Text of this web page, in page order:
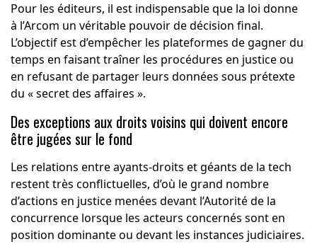
Pour les éditeurs, il est indispensable que la loi donne
à l’Arcom un véritable pouvoir de décision final.
L’objectif est d’empêcher les plateformes de gagner du
temps en faisant traîner les procédures en justice ou
en refusant de partager leurs données sous prétexte
du « secret des affaires ».
Des exceptions aux droits voisins qui doivent encore
être jugées sur le fond
Les relations entre ayants-droits et géants de la tech
restent très conflictuelles, d’où le grand nombre
d’actions en justice menées devant l’Autorité de la
concurrence lorsque les acteurs concernés sont en
position dominante ou devant les instances judiciaires.